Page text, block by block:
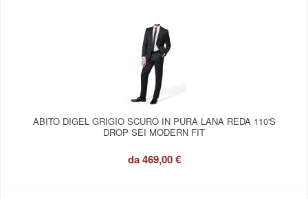
ABITO DIGEL GRIGIO SCURO IN PURA LANA REDA 110'S
DROP SEI MODERN FIT
da469,00 €